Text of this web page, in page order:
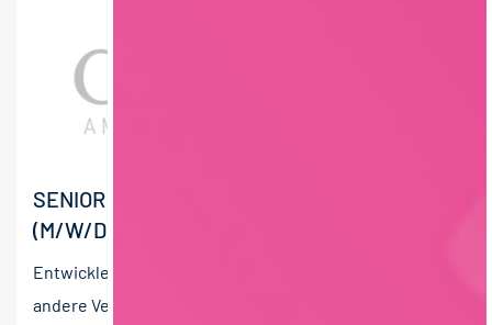
SENIOR PRODUKTENTWICKLER FOOD
(M/W/D)
Entwickle Lebensmittel, die funktionieren, wenn
andere Versorgungssysteme versagen. Die CONVERIS